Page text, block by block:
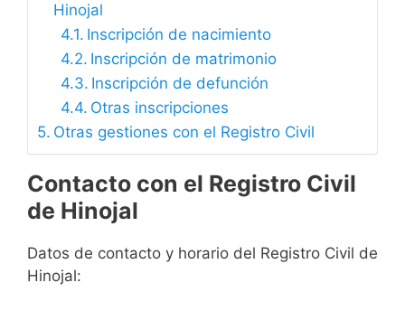
Hinojal
Inscripción de nacimiento
Inscripción de matrimonio
Inscripción de defunción
Otras inscripciones
Otras gestiones con el Registro Civil
Contacto con el Registro Civil
de Hinojal
Datos de contacto y horario del Registro Civil de
Hinojal: